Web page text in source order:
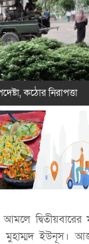
কঠোর নিরাপত্তা
আমলে
মুহাম্মদ ইউনূস।